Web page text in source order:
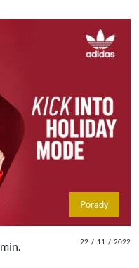
Porady
22 / 11 / 2022